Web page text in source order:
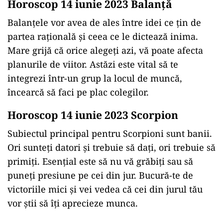
Horoscop 14 iunie 2023 Balanţă
Balanțele vor avea de ales între idei ce țin de
partea rațională și ceea ce le dictează inima.
Mare grijă că orice alegeți azi, vă poate afecta
planurile de viitor. Astăzi este vital să te
integrezi într-un grup la locul de muncă,
încearcă să faci pe plac colegilor.
Horoscop 14 iunie 2023 Scorpion
Subiectul principal pentru Scorpioni sunt banii.
Ori sunteți datori și trebuie să dați, ori trebuie să
primiți. Esenţial este să nu vă grăbiți sau să
puneți presiune pe cei din jur. Bucură-te de
victoriile mici și vei vedea că cei din jurul tău
vor știi să îți aprecieze munca.